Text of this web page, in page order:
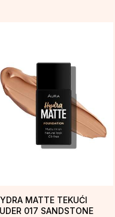
MATTE TEKUĆI
017 SANDSTONE